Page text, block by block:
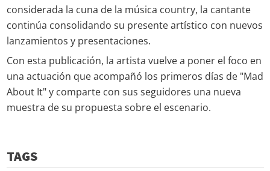
considerada la cuna de la música country, la cantante
continúa consolidando su presente artístico con nuevos
lanzamientos y presentaciones.
Con esta publicación, la artista vuelve a poner el foco en
una actuación que acompañó los primeros días de "Mad
About It" y comparte con sus seguidores una nueva
muestra de su propuesta sobre el escenario.
TAGS